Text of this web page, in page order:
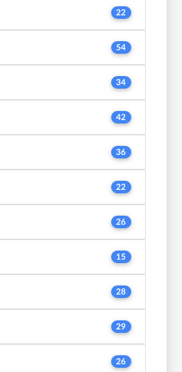
22
54
34
42
36
22
26
15
28
29
26